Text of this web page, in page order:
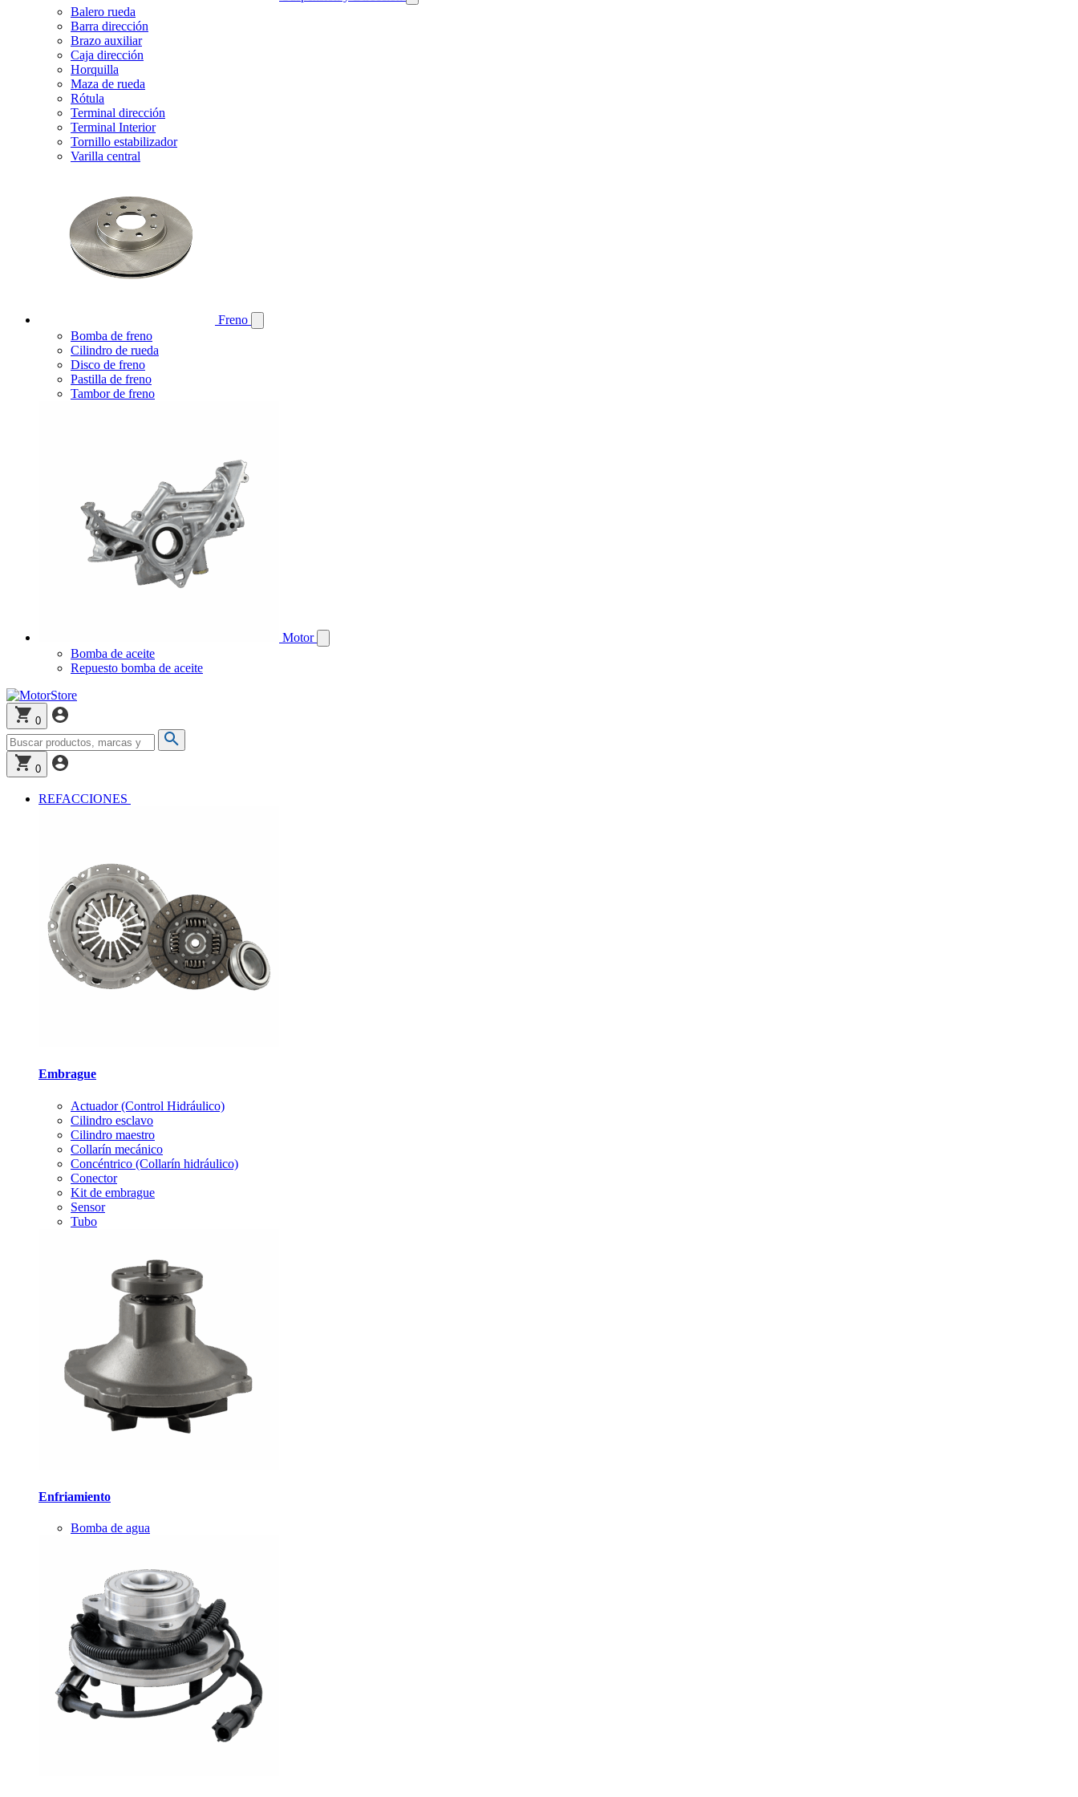
Balero rueda
Barra dirección
Brazo auxiliar
Caja dirección
Horquilla
Maza de rueda
Rótula
Terminal dirección
Terminal Interior
Tornillo estabilizador
Varilla central
Freno
Bomba de freno
Cilindro de rueda
Disco de freno
Pastilla de freno
Tambor de freno
Motor
Bomba de aceite
Repuesto bomba de aceite
0
0
REFACCIONES
Embrague
Actuador (Control Hidráulico)
Cilindro esclavo
Cilindro maestro
Collarín mecánico
Concéntrico (Collarín hidráulico)
Conector
Kit de embrague
Sensor
Tubo
Enfriamiento
Bomba de agua